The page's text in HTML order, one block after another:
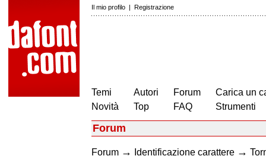
Il mio profilo | Registrazione
Temi
Novità
Autori
Top
Forum
FAQ
Carica un
Strumenti
Forum
Forum → Identificazione carattere →